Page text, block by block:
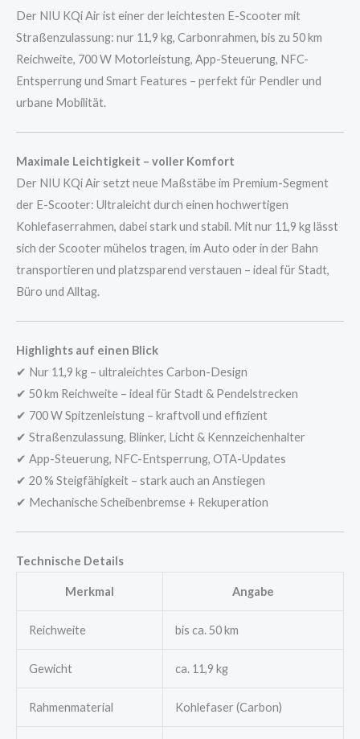
Der NIU KQi Air ist einer der leichtesten E-Scooter mit
Straßenzulassung: nur 11,9 kg, Carbonrahmen, bis zu 50 km
Reichweite, 700 W Motorleistung, App-Steuerung, NFC-
Entsperrung und Smart Features – perfekt für Pendler und
urbane Mobilität.
Maximale Leichtigkeit – voller Komfort
Der NIU KQi Air setzt neue Maßstäbe im Premium-Segment
der E-Scooter: Ultraleicht durch einen hochwertigen
Kohlefaserrahmen, dabei stark und stabil. Mit nur 11,9 kg lässt
sich der Scooter mühelos tragen, im Auto oder in der Bahn
transportieren und platzsparend verstauen – ideal für Stadt,
Büro und Alltag.
Highlights auf einen Blick
✔ Nur 11,9 kg – ultraleichtes Carbon-Design
✔ 50 km Reichweite – ideal für Stadt & Pendelstrecken
✔ 700 W Spitzenleistung – kraftvoll und effizient
✔ Straßenzulassung, Blinker, Licht & Kennzeichenhalter
✔ App-Steuerung, NFC-Entsperrung, OTA-Updates
✔ 20 % Steigfähigkeit – stark auch an Anstiegen
✔ Mechanische Scheibenbremse + Rekuperation
Technische Details
Merkmal Angabe
Reichweite bis ca. 50 km
Gewicht ca. 11,9 kg
Rahmenmaterial Kohlefaser (Carbon)